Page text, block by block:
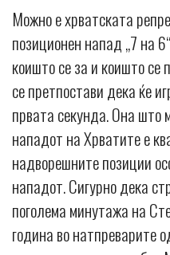
Можно е хрватската
позиционен напад „7 на
коишто се за и коишто се
се претпостави дека ќе
првата секунда. Она што
нападот на Хрватите е
надворешните позиции
нападот. Сигурно дека
поголема минутажа на
година во натпреварите